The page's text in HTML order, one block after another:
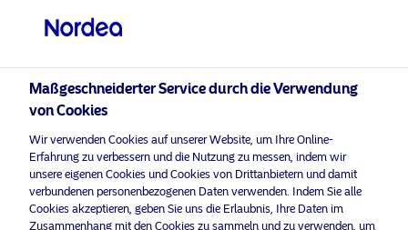
Bitte wählen Sie Ihr Anlegerprofil
aus
Land
Qualifizierter Anleger
Nordea Asset Management ist einer der größten Asset
Manager in den nordischen Ländern und verfügt über
Maßgeschneiderter Service durch die Verwendung
von Cookies
Wir verwenden Cookies auf unserer Website, um Ihre Online-
Erfahrung zu verbessern und die Nutzung zu messen, indem wir
unsere eigenen Cookies und Cookies von Drittanbietern und damit
verbundenen personenbezogenen Daten verwenden. Indem Sie alle
Cookies akzeptieren, geben Sie uns die Erlaubnis, Ihre Daten im
Zusammenhang mit den Cookies zu sammeln und zu verwenden, um